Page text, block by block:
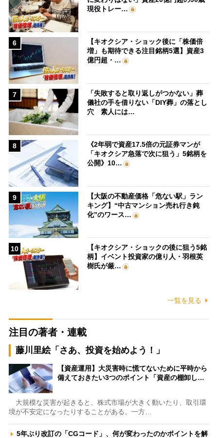
現役トレー…
6
【キオクシア・ショック後に「株価倍
増」も期待できる注目銘柄5選】資産3
億円超・…
7
「失敗すると取り返しがつかない」葬
儀社の手を借りない「DIY葬」の落とし
穴 素人には…
8
《2年弱で資産17.5倍の元証券マンが
「キオクシア急落で次に狙う」5銘柄を
公開》10…
9
【大阪の不動産価格「危ない駅」ラン
キング】“中古マンション売れ行き鈍
化”のワース…
10
【キオクシア・ショックの後に狙う5銘
柄】イベント投資家の億り人・羽根英
樹氏が厳…
一覧を見る
注目の著者・連載
藤川里絵「さあ、投資を始めよう！」
【資産運用】大災害時に慌てないために平時から
備えておきたい3つのポイント「資産の棚卸し…
大規模な災害が起きると、株式市場が大きく動いたり、取引環
境が不安定になったりすることがある。一方…
5年ぶり改訂の「CGコード」、何が変わったのかポイントを解